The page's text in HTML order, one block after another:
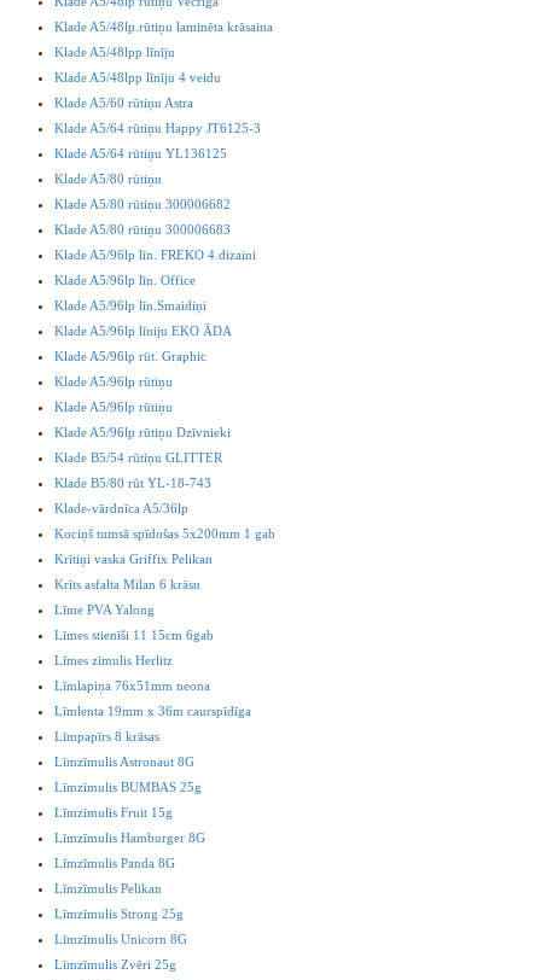
Klade A5/48lp.rūtiņu laminēta krāsaina
Klade A5/48lpp līnīju
Klade A5/48lpp līnīju 4 veidu
Klade A5/60 rūtiņu Astra
Klade A5/64 rūtiņu Happy JT6125-3
Klade A5/64 rūtiņu YL136125
Klade A5/80 rūtiņu
Klade A5/80 rūtiņu 300006682
Klade A5/80 rūtiņu 300006683
Klade A5/96lp līn. FREKO 4.dizaini
Klade A5/96lp līn. Office
Klade A5/96lp līn.Smaidiņi
Klade A5/96lp līniju EKO ĀDA
Klade A5/96lp rūt. Graphic
Klade A5/96lp rūtiņu
Klade A5/96lp rūtiņu
Klade A5/96lp rūtiņu Dzīvnieki
Klade B5/54 rūtiņu GLITTER
Klade B5/80 rūt YL-18-743
Klade-vārdnīca A5/36lp
Kociņš tumsā spīdošas 5x200mm 1 gab
Krītiņi vaska Griffix Pelikan
Krīts asfalta Milan 6 krāsu
Līme PVA Yalong
Līmes stienīši 11 15cm 6gab
Līmes zīmulis Herlitz
Līmlapiņa 76x51mm neona
Līmlenta 19mm x 36m caurspīdīga
Līmpapīrs 8 krāsas
Līmzīmulis Astronaut 8G
Līmzīmulis BUMBAS 25g
Līmzīmulis Fruit 15g
Līmzīmulis Hamburger 8G
Līmzīmulis Panda 8G
Līmzīmulis Pelikan
Līmzīmulis Strong 25g
Līmzīmulis Unicorn 8G
Līmzīmulis Zvēri 25g